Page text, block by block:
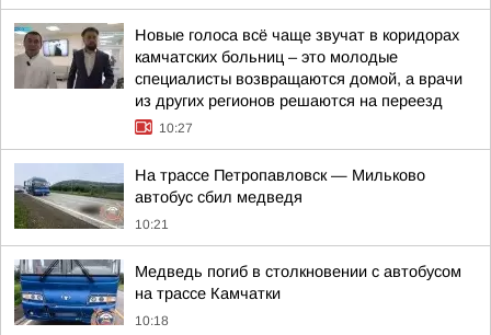
Новые голоса всё чаще звучат в коридорах
камчатских больниц – это молодые
специалисты возвращаются домой, а врачи
из других регионов решаются на переезд
10:27
На трассе Петропавловск — Мильково
автобус сбил медведя
10:21
Медведь погиб в столкновении с автобусом
на трассе Камчатки
10:18